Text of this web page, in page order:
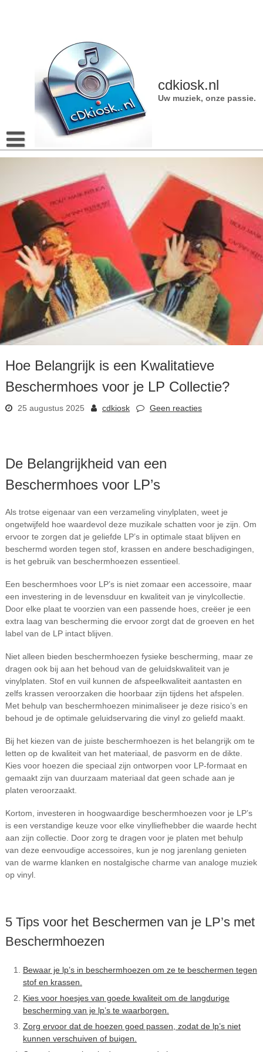
cdkiosk.nl
Uw muziek, onze passie.
Hoe Belangrijk is een Kwalitatieve
Beschermhoes voor je LP Collectie?
25 augustus 2025 cdkiosk Geen reacties
De Belangrijkheid van een
Beschermhoes voor LP’s
Als trotse eigenaar van een verzameling vinylplaten, weet je
ongetwijfeld hoe waardevol deze muzikale schatten voor je zijn. Om
ervoor te zorgen dat je geliefde LP’s in optimale staat blijven en
beschermd worden tegen stof, krassen en andere beschadigingen,
is het gebruik van beschermhoezen essentieel.
Een beschermhoes voor LP’s is niet zomaar een accessoire, maar
een investering in de levensduur en kwaliteit van je vinylcollectie.
Door elke plaat te voorzien van een passende hoes, creëer je een
extra laag van bescherming die ervoor zorgt dat de groeven en het
label van de LP intact blijven.
Niet alleen bieden beschermhoezen fysieke bescherming, maar ze
dragen ook bij aan het behoud van de geluidskwaliteit van je
vinylplaten. Stof en vuil kunnen de afspeelkwaliteit aantasten en
zelfs krassen veroorzaken die hoorbaar zijn tijdens het afspelen.
Met behulp van beschermhoezen minimaliseer je deze risico’s en
behoud je de optimale geluidservaring die vinyl zo geliefd maakt.
Bij het kiezen van de juiste beschermhoezen is het belangrijk om te
letten op de kwaliteit van het materiaal, de pasvorm en de dikte.
Kies voor hoezen die speciaal zijn ontworpen voor LP-formaat en
gemaakt zijn van duurzaam materiaal dat geen schade aan je
platen veroorzaakt.
Kortom, investeren in hoogwaardige beschermhoezen voor je LP’s
is een verstandige keuze voor elke vinylliefhebber die waarde hecht
aan zijn collectie. Door zorg te dragen voor je platen met behulp
van deze eenvoudige accessoires, kun je nog jarenlang genieten
van de warme klanken en nostalgische charme van analoge muziek
op vinyl.
5 Tips voor het Beschermen van je LP’s met
Beschermhoezen
Bewaar je lp’s in beschermhoezen om ze te beschermen tegen
stof en krassen.
Kies voor hoesjes van goede kwaliteit om de langdurige
bescherming van je lp’s te waarborgen.
Zorg ervoor dat de hoezen goed passen, zodat de lp’s niet
kunnen verschuiven of buigen.